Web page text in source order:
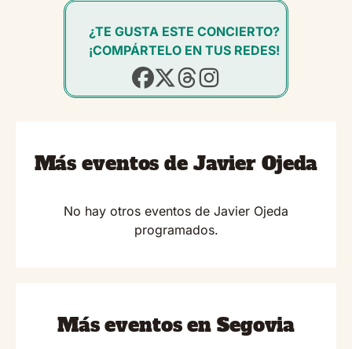
¿TE GUSTA ESTE CONCIERTO?
¡COMPÁRTELO EN TUS REDES!
Más eventos de Javier Ojeda
No hay otros eventos de Javier Ojeda
programados.
Más eventos en Segovia